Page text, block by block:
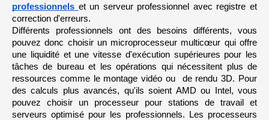
professionnels et un serveur professionnel avec registre et
correction d'erreurs.
Différents professionnels ont des besoins différents, vous
pouvez donc choisir un microprocesseur multicœur qui offre
une liquidité et une vitesse d'exécution supérieures pour les
tâches de bureau et les opérations qui nécessitent plus de
ressources comme le montage vidéo ou  de rendu 3D. Pour
des calculs plus avancés, qu'ils soient AMD ou Intel, vous
pouvez choisir un processeur pour stations de travail et
serveurs optimisé pour les professionnels. Les processeurs